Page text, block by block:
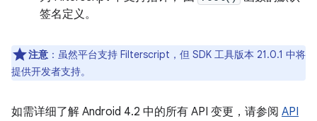
签名定义。
注意 ：虽然平台支持 Filterscript，但 SDK 工具版本 21.0.1 中将
提供开发者支持。
如需详细了解 Android 4.2 中的所有 API 变更，请参阅 API